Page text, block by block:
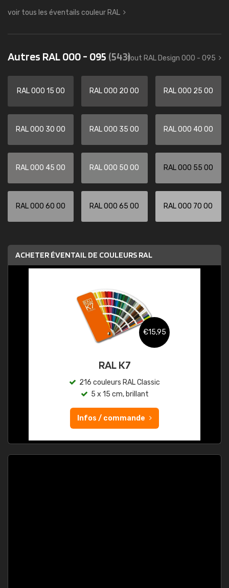
voir tous les éventails couleur RAL
Autres RAL 000 - 095 (543)tout RAL Design 000 - 095
RAL 000 15 00 RAL 000 20 00 RAL 000 25 00
RAL 000 30 00 RAL 000 35 00 RAL 000 40 00
RAL 000 45 00 RAL 000 50 00 RAL 000 55 00
RAL 000 60 00 RAL 000 65 00 RAL 000 70 00
ACHETER ÉVENTAIL DE COULEURS RAL
€15,95
RAL K7
216 couleurs RAL Classic
5 x 15 cm, brillant
Infos / commande